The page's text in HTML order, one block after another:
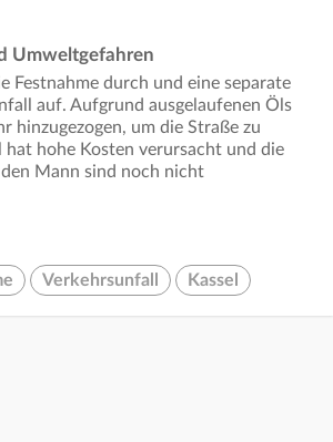
Umweltgefahren
Festnahme durch und eine separate
auf. Aufgrund ausgelaufenen Öls
hinzugezogen, um die Straße zu
hat hohe Kosten verursacht und die
Mann sind noch nicht
Verkehrsunfall Kassel